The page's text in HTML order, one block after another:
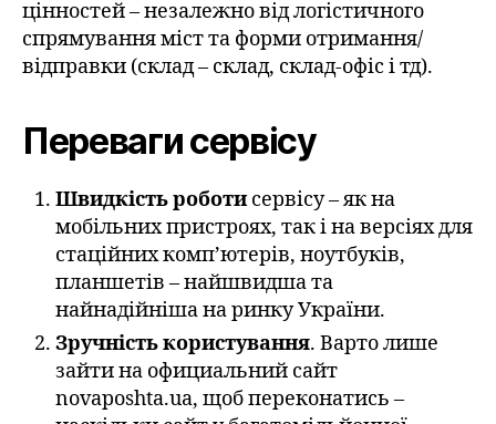
цінностей – незалежно від логістичного
спрямування міст та форми отримання/
відправки (склад – склад, склад-офіс і тд).
Переваги сервісу
Швидкість роботисервісу – як на
мобільних пристроях, так і на версіях для
стаційних комп’ютерів, ноутбуків,
планшетів – найшвидша та
найнадійніша на ринку України.
Зручність користування. Варто лише
зайти на официальний сайт
novaposhta.ua, щоб переконатись –